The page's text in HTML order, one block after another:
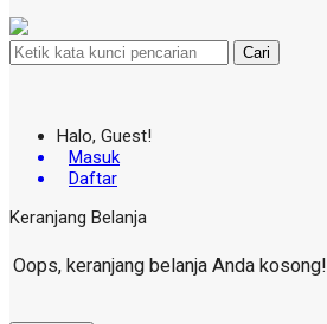
Cari
Halo, Guest!
Masuk
Daftar
Keranjang Belanja
Oops, keranjang belanja Anda kosong!